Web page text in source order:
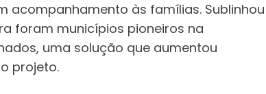
acompanhamento às famílias. Sublinhou
foram municípios pioneiros na
uma solução que aumentou
projeto.